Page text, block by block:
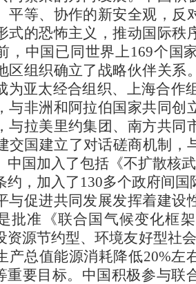
平等、协作的新安全观，反
式的恐怖主义，推动国际秩
，中国已同世界上169个国
区组织确立了战略伙伴关系
为亚太经合组织、上海合作
与非洲和阿拉伯国家共同创
与拉美里约集团、南方共同
交国建立了对话磋商机制，
中国加入了包括《不扩散核
约，加入了130多个政府间
与促进共同发展发挥着建设
批准《联合国气候变化框
资源节约型、环境友好型社
产总值能源消耗降低20%左
重要目标。中国积极参与联